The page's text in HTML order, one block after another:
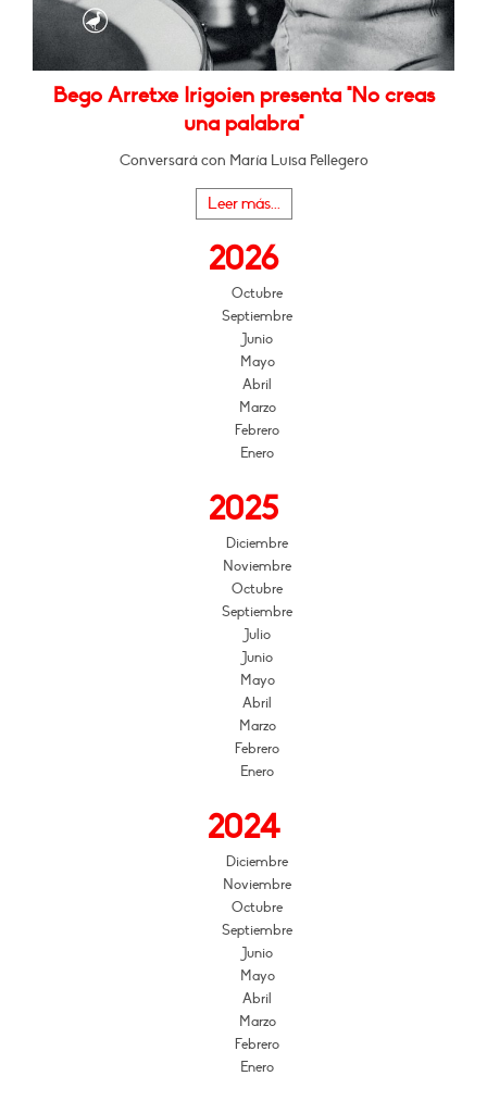
Bego Arretxe Irigoien presenta "No creas
una palabra"
Conversará con María Luisa Pellegero
Leer más...
2026
Octubre
Septiembre
Junio
Mayo
Abril
Marzo
Febrero
Enero
2025
Diciembre
Noviembre
Octubre
Septiembre
Julio
Junio
Mayo
Abril
Marzo
Febrero
Enero
2024
Diciembre
Noviembre
Octubre
Septiembre
Junio
Mayo
Abril
Marzo
Febrero
Enero